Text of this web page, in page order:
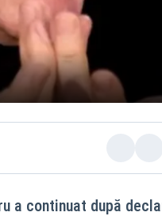
a continuat după